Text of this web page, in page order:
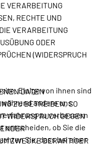
VERARBEITUNG
RECHTE UND
VERARBEITUNG
ODER
(WIDERSPRUCH
DATEN
ZU BETREIBEN, SO
WIDERSPRUCH GEGEN
ZWECKE DERARTIGER
Einige von ihnen sind
andere uns
zu verbessern
entscheiden, ob Sie die
Sie, dass bei einer